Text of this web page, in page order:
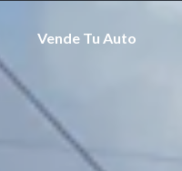
Vende Tu Auto